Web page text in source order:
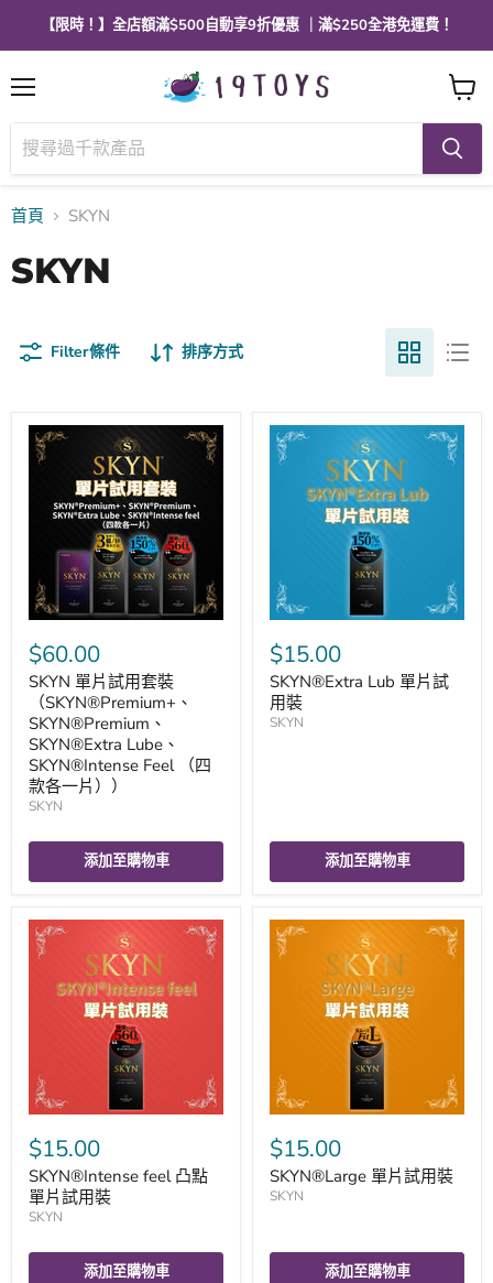
【限時！】全店額滿$500自動享9折優惠 ｜滿$250全港免運費！
單
查
看
購
物
車
首頁 SKYN
SKYN
Filter條件 排序方式
$60.00
SKYN 單片試用套裝
（SKYN®Premium+、
SKYN®Premium、
SKYN®Extra Lube、
SKYN®Intense Feel （四
款各一片））
SKYN
添加至購物車
$15.00
SKYN®Extra Lub 單片試
用裝
SKYN
添加至購物車
$15.00
SKYN®Intense feel 凸點
單片試用裝
SKYN
添加至購物車
$15.00
SKYN®Large 單片試用裝
SKYN
添加至購物車